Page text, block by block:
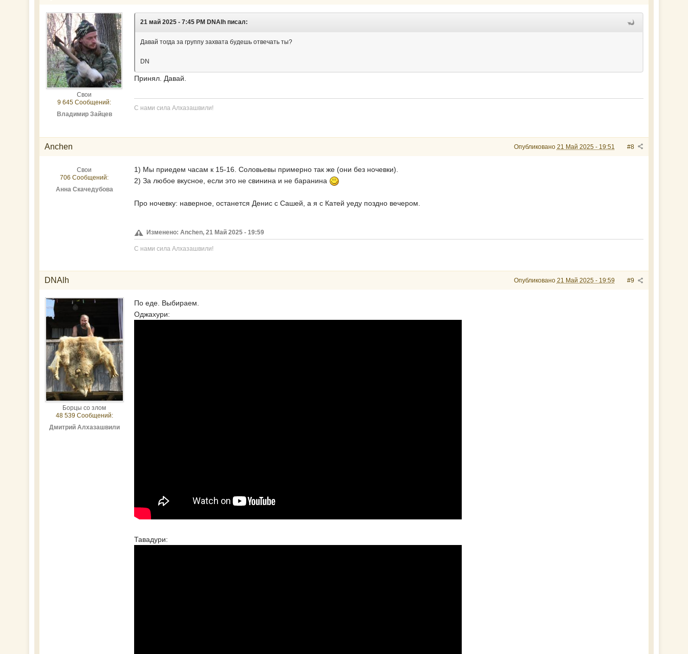
Свои
9 645 Сообщений:
Владимир Зайцев
21 май 2025 - 7:45 PM DNAlh писал:
Давай тогда за группу захвата будешь отвечать ты?
DN
Принял. Давай.
С нами сила Алхазашвили!
#8
Anchen Опубликовано 21 Май 2025 - 19:51
Свои
706 Сообщений:
Анна Скачедубова
1) Мы приедем часам к 15-16. Соловьевы примерно так же (они без ночевки).
2) За любое вкусное, если это не свинина и не баранина
Про ночевку: наверное, останется Денис с Сашей, а я с Катей уеду поздно вечером.
Изменено: Anchen, 21 Май 2025 - 19:59
С нами сила Алхазашвили!
#9
DNAlh Опубликовано 21 Май 2025 - 19:59
Борцы со злом
48 539 Сообщений:
Дмитрий Алхазашвили
По еде. Выбираем.
Оджахури:
Тавадури: